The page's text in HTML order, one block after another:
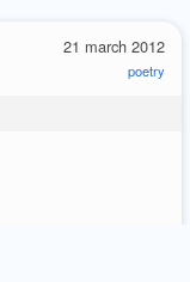
21 march 2012
poetry